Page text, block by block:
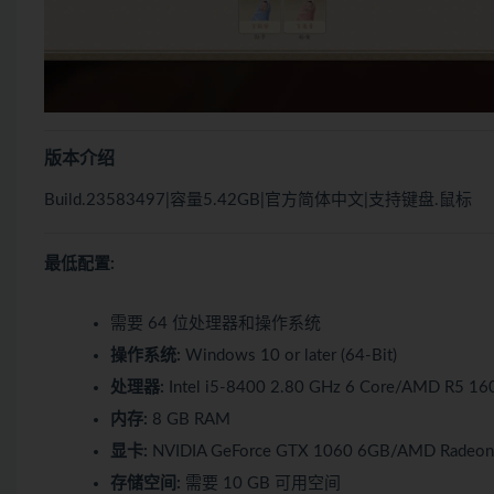
版本介绍
Build.23583497|容量5.42GB|官方简体中文|支持键盘.鼠标
最低配置:
需要 64 位处理器和操作系统
操作系统: Windows 10 or later (64-Bit)
处理器: Intel i5-8400 2.80 GHz 6 Core/AMD R5
内存: 8 GB RAM
显卡: NVIDIA GeForce GTX 1060 6GB/AMD
存储空间: 需要 10 GB 可用空间